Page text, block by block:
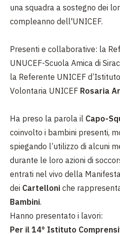
una squadra a sostegno dei
compleanno dell'UNICEF.
Presenti e collaborative: la
UNUCEF-Scuola Amica di
la Referente UNICEF d’Istituto
Volontaria UNICEF Rosaria
Ha preso la parola il Capo-
coinvolto i bambini presenti,
spiegando l’utilizzo di alcuni
durante le loro azioni di
entrati nel vivo della
dei Cartelloni che
Bambini.
Hanno presentato i lavori:
Per il 14° Istituto